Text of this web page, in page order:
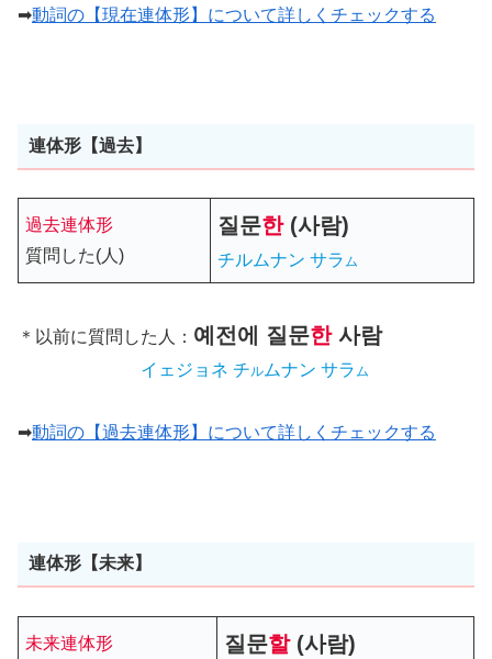
➡動詞の【現在連体形】について詳しくチェックする
連体形【過去】
過去連体形
質問した(人)
질문한(사람)
チルムナン サラム
＊以前に質問した人： 예전에 질문한사람
イェジョネ チル ムナン サラム
➡動詞の【過去連体形】について詳しくチェックする
連体形【未来】
未来連体形
질문할(사람)